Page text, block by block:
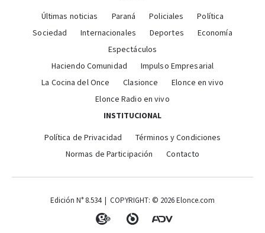
Últimas noticias Paraná Policiales
Política
Sociedad
Internacionales Deportes
Economía
Espectáculos
Haciendo Comunidad
Impulso Empresarial
La Cocina del Once
Clasionce
Elonce en vivo
Elonce Radio en vivo
INSTITUCIONAL
Política de Privacidad
Términos y Condiciones
Normas de Participación
Contacto
Edición N° 8.534 | COPYRIGHT: © 2026 Elonce.com